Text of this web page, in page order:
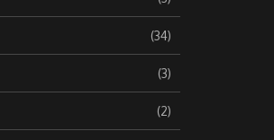
(34)
(3)
(2)